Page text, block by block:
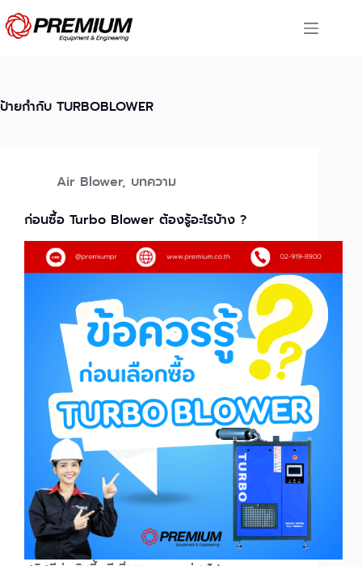
Skip
to
content
ป้ายกำกับ TURBOBLOWER
Air Blower, บทความ
ก่อนซื้อ Turbo Blower ต้องรู้อะไรบ้าง ?